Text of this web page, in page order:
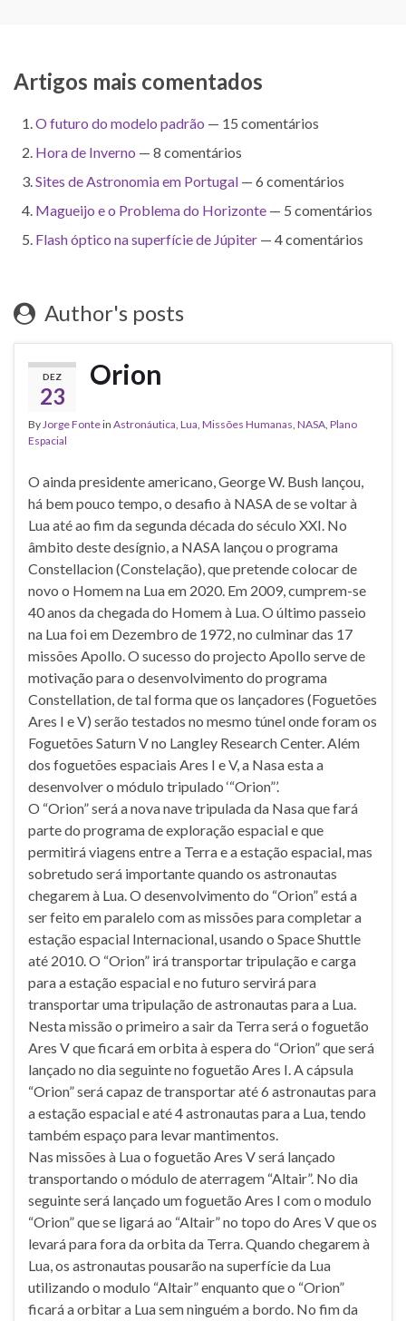
Artigos mais comentados
O futuro do modelo padrão — 15 comentários
Hora de Inverno — 8 comentários
Sites de Astronomia em Portugal — 6 comentários
Magueijo e o Problema do Horizonte — 5 comentários
Flash óptico na superfície de Júpiter — 4 comentários
Author's posts
DEZ
23
Orion
ByJorge Fontein Astronáutica, Lua, Missões Humanas, NASA, Plano
Espacial
O ainda presidente americano, George W. Bush lançou,
há bem pouco tempo, o desafio à NASA de se voltar à
Lua até ao fim da segunda década do século XXI. No
âmbito deste desígnio, a NASA lançou o programa
Constellacion (Constelação), que pretende colocar de
novo o Homem na Lua em 2020. Em 2009, cumprem-se
40 anos da chegada do Homem à Lua. O último passeio
na Lua foi em Dezembro de 1972, no culminar das 17
missões Apollo. O sucesso do projecto Apollo serve de
motivação para o desenvolvimento do programa
Constellation, de tal forma que os lançadores (Foguetões
Ares I e V) serão testados no mesmo túnel onde foram os
Foguetões Saturn V no Langley Research Center. Além
dos foguetões espaciais Ares I e V, a Nasa esta a
desenvolver o módulo tripulado ‘“Orion”’.
O “Orion” será a nova nave tripulada da Nasa que fará
parte do programa de exploração espacial e que
permitirá viagens entre a Terra e a estação espacial, mas
sobretudo será importante quando os astronautas
chegarem à Lua. O desenvolvimento do “Orion” está a
ser feito em paralelo com as missões para completar a
estação espacial Internacional, usando o Space Shuttle
até 2010. O “Orion” irá transportar tripulação e carga
para a estação espacial e no futuro servirá para
transportar uma tripulação de astronautas para a Lua.
Nesta missão o primeiro a sair da Terra será o foguetão
Ares V que ficará em orbita à espera do “Orion” que será
lançado no dia seguinte no foguetão Ares I. A cápsula
“Orion” será capaz de transportar até 6 astronautas para
a estação espacial e até 4 astronautas para a Lua, tendo
também espaço para levar mantimentos.
Nas missões à Lua o foguetão Ares V será lançado
transportando o módulo de aterragem “Altair”. No dia
seguinte será lançado um foguetão Ares I com o modulo
“Orion” que se ligará ao “Altair” no topo do Ares V que os
levará para fora da orbita da Terra. Quando chegarem à
Lua, os astronautas pousarão na superfície da Lua
utilizando o modulo “Altair” enquanto que o “Orion”
ficará a orbitar a Lua sem ninguém a bordo. No fim da